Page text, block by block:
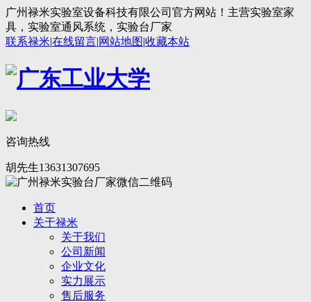
广州禄米实验室设备科技有限公司官方网站！主营实验室家
具，实验室通风系统，实验台厂家
联系禄米|在线留言|网站地图 |收藏本站
咨询热线
胡先生13631307695
首页
关于禄米
关于我们
公司新闻
企业文化
实力展示
售后服务